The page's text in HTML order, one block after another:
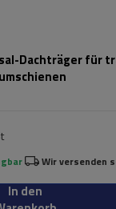
Dachträger für
Wir versenden
In den